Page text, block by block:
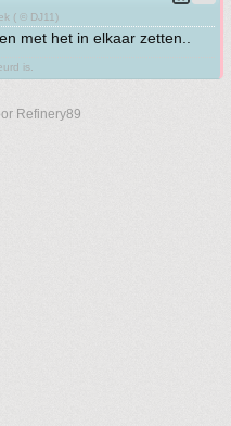
( © DJ11)
met het in elkaar zetten..
is.
Refinery89